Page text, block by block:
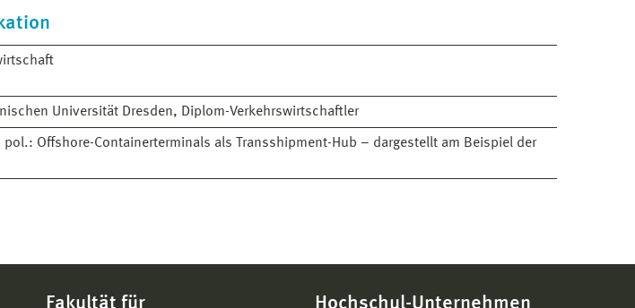
Universität Dresden, Diplom-Verkehrswirtschaftler
pol.: Offshore-Containerterminals als Transshipment-Hub – dargestellt am Beispiel der
Fakultät für
Hochschul-Unternehmen